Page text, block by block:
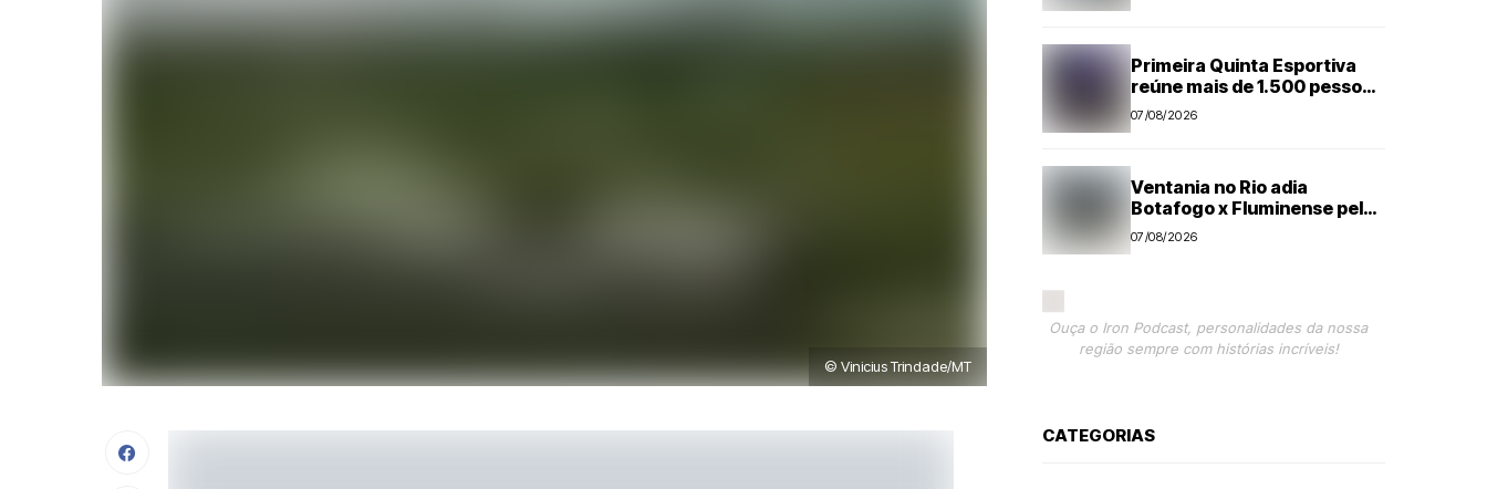
© Vinicius Trindade/MT
Primeira Quinta Esportiva
reúne mais de 1.500 pessoas
em noite histórica para
Capivari
07/08/2026
Ventania no Rio adia
Botafogo x Fluminense pelo
Brasileirão Feminino
07/08/2026
Ouça o Iron Podcast, personalidades da nossa
região sempre com histórias incríveis!
CATEGORIAS